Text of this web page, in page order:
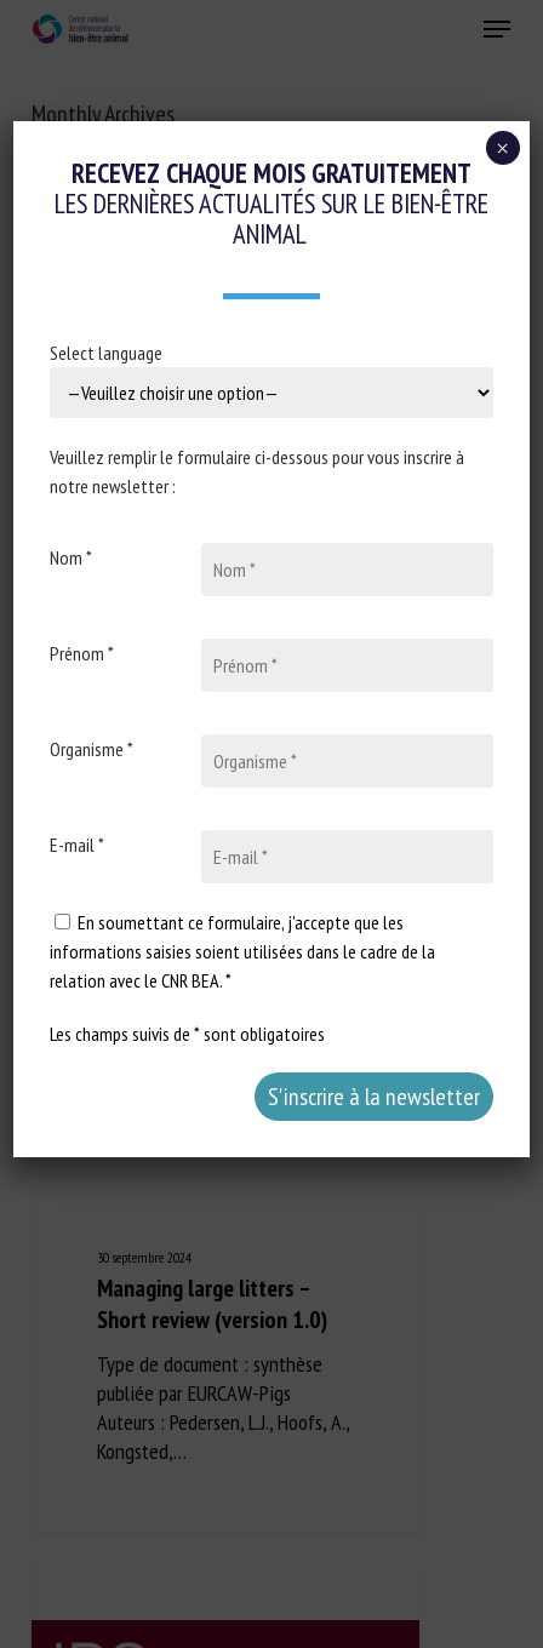
content
Menu
Monthly Archives
Near and Dear? If animal
apply to species at a great
phylogenetic distance from
might serve as alternatives?
Welfare Auteurs : Arndt SS, van…
30 septembre 2024
Managing large litters –
Short review (version 1.0)
Type de document : synthèse
publiée par EURCAW-Pigs
Auteurs : Pedersen, L.J., Hoofs, A.,
Kongsted,…
RECEVEZ CHAQUE MOIS GRATUITEMENT
LES DERNIÈRES ACTUALITÉS SUR LE BIEN-ÊTRE
ANIMAL
Select language
Veuillez remplir le formulaire ci-dessous pour vous inscrire à
notre newsletter :
Nom *
Prénom *
Organisme *
E-mail *
En soumettant ce formulaire, j'accepte que les
informations saisies soient utilisées dans le cadre de la
relation avec le CNR BEA. *
Les champs suivis de * sont obligatoires
×